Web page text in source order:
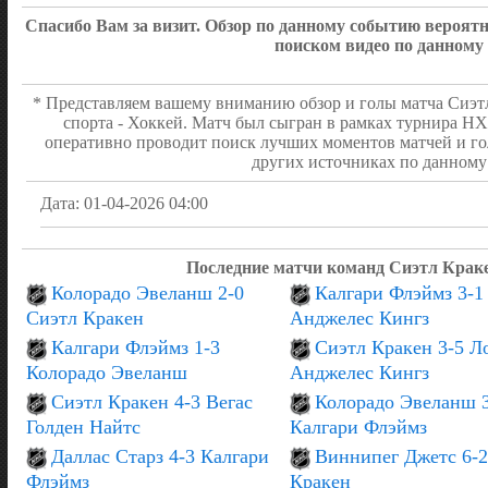
ПЕРВЫЙ ПЕРИОД0:0
ВТОРОЙ ПЕРИОД3:1
Спасибо Вам за визит. Обзор по данному событию
поиском видео по
* Представляем вашему вниманию обзор и голы матча
спорта - Хоккей. Матч был сыгран в рамках турнира
оперативно проводит поиск лучших моментов матчей и
других источниках по
Дата: 01-04-2026 04:00
Последние матчи команд Сиэтл
Колорадо Эвеланш 2-0
Сиэтл Кракен
Калгари Флэймз 3-
Анджелес Кингз
Калгари Флэймз 1-3
Колорадо Эвеланш
Сиэтл Кракен 3-5
Анджелес Кингз
Сиэтл Кракен 4-3 Вегас
Голден Найтс
Колорадо Эвеланш
Калгари Флэймз
Даллас Старз 4-3 Калгари
Флэймз
Виннипег Джетс 6-
Кракен